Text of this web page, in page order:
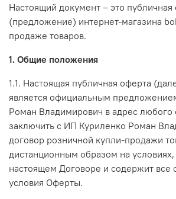
Настоящий документ – это публичная
(предложение) интернет-магазина
продаже товаров.
1. Общие положения
1.1. Настоящая публичная оферта
является официальным
Роман Владимирович в адрес любого
заключить с ИП Куриленко Роман
договор розничной купли-продажи
дистанционным образом на
настоящем Договоре и содержит все
условия Оферты.